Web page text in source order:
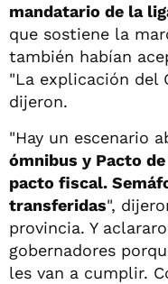
mandatario de la
que sostiene la
también habían
"La explicación del
dijeron.
"Hay un escenario
ómnibus y Pacto
pacto fiscal.
transferidas",
provincia. Y
gobernadores
les van a cumplir.